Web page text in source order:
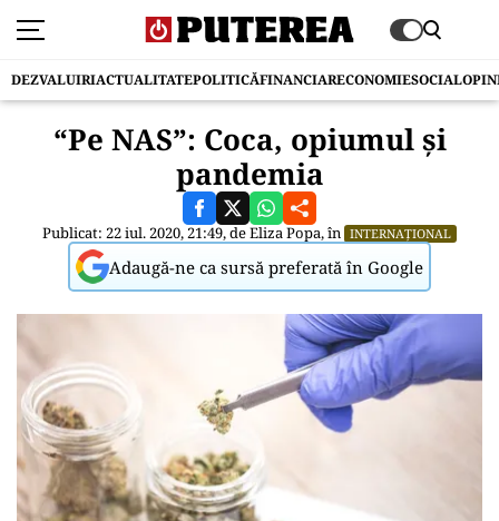
DEZVALUIRIACTUALITATEPOLITICĂFINANCIARECONOMIESOCIAL
“Pe NAS”: Coca, opiumul și
pandemia
Publicat: 22 iul. 2020, 21:49, deEliza Popa, în INTERNAȚIONAL
Adaugă-ne ca sursă preferată în Google